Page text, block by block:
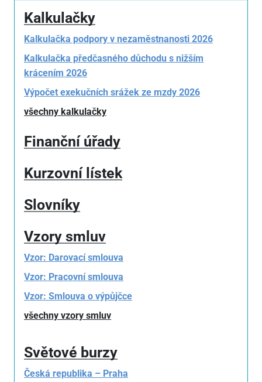
Kalkulačky
Kalkulačka podpory v nezaměstnanosti 2026
Kalkulačka předčasného důchodu s nižším
krácením 2026
Výpočet exekučních srážek ze mzdy 2026
všechny kalkulačky
Finanční úřady
Kurzovní lístek
Slovníky
Vzory smluv
Vzor: Darovací smlouva
Vzor: Pracovní smlouva
Vzor: Smlouva o výpůjčce
všechny vzory smluv
Světové burzy
Česká republika – Praha